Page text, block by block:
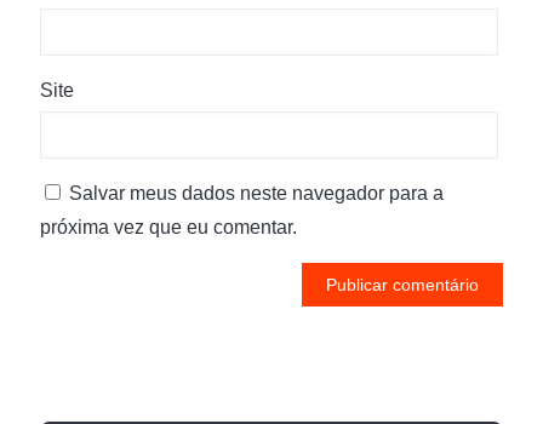
Site
Salvar meus dados neste navegador para a
próxima vez que eu comentar.